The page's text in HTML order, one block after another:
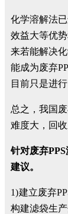
化学溶解法
效益大等优
来若能解决
能成为废弃
目前只是进
总之，我国
难度大，回
针对废弃
建议。
1)建立废弃
构建滤袋生